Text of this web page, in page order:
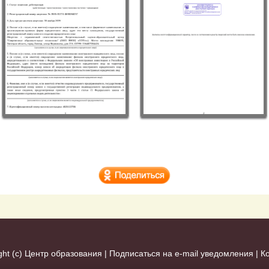
(c) Центр образования | Подписаться на e-mail уведомления |